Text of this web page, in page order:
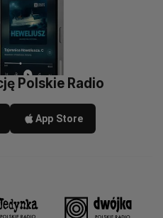
Polskie Radio
App Store